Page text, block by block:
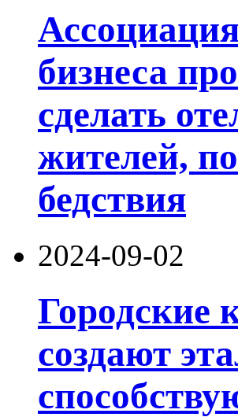
бизнеса
сделать
жителей,
бедствия
2024-09-02
Городские
создают